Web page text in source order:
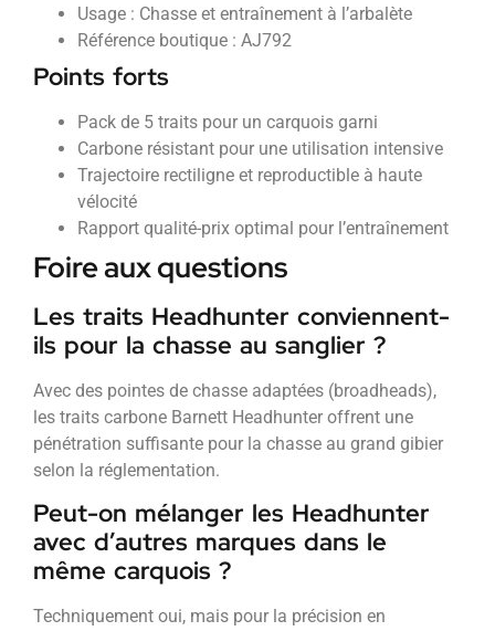
Usage : Chasse et entraînement à l’arbalète
Référence boutique : AJ792
Points forts
Pack de 5 traits pour un carquois garni
Carbone résistant pour une utilisation intensive
Trajectoire rectiligne et reproductible à haute
vélocité
Rapport qualité-prix optimal pour l’entraînement
Foire aux questions
Les traits Headhunter conviennent-
ils pour la chasse au sanglier ?
Avec des pointes de chasse adaptées (broadheads),
les traits carbone Barnett Headhunter offrent une
pénétration suffisante pour la chasse au grand gibier
selon la réglementation.
Peut-on mélanger les Headhunter
avec d’autres marques dans le
même carquois ?
Techniquement oui, mais pour la précision en